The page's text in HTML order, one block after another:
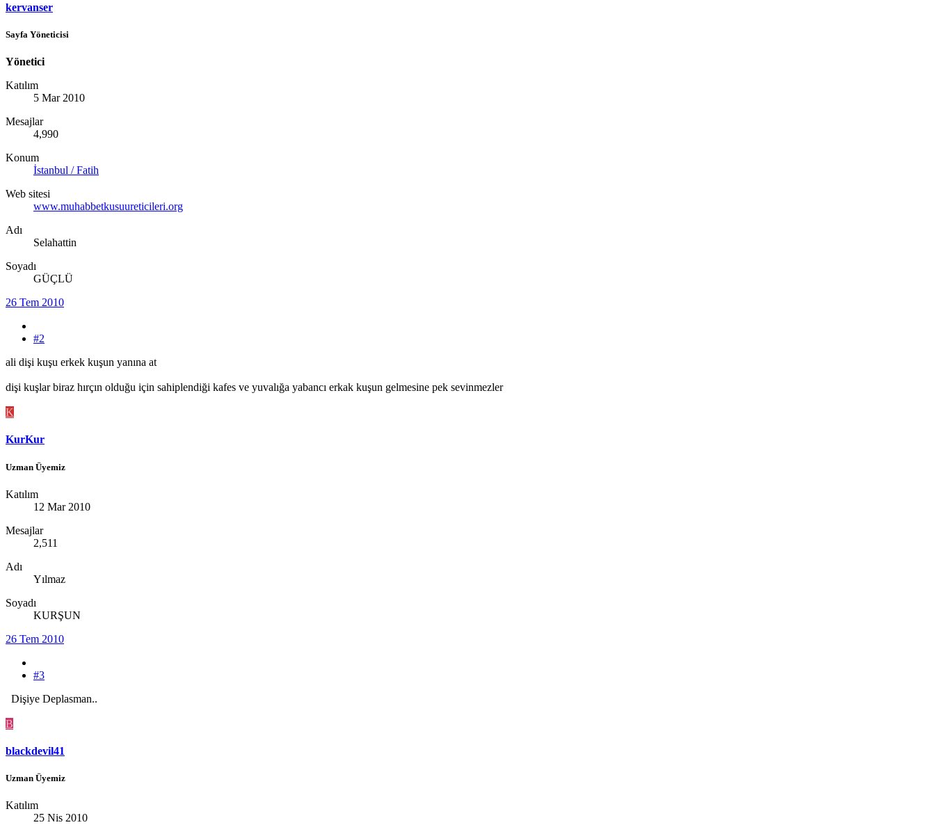
kervanser
Sayfa Yöneticisi
Yönetici
Katılım
5 Mar 2010
Mesajlar
4,990
Konum
İstanbul / Fatih
Web sitesi
www.muhabbetkusuureticileri.org
Adı
Selahattin
Soyadı
GÜÇLÜ
26 Tem 2010
#2
ali dişi kuşu erkek kuşun yanına at
dişi kuşlar biraz hırçın olduğu için sahiplendiği kafes ve yuvalığa yabancı erkak kuşun gelmesine pek sevinmezler
K
KurKur
Uzman Üyemiz
Katılım
12 Mar 2010
Mesajlar
2,511
Adı
Yılmaz
Soyadı
KURŞUN
26 Tem 2010
#3
Dişiye Deplasman..
B
blackdevil41
Uzman Üyemiz
Katılım
25 Nis 2010